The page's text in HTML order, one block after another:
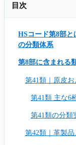
目次
HSコード第8部
の分類体系
第8部に含まれる
第41類｜原皮お
第41類 主な6
第41類の分類
第42類｜革製